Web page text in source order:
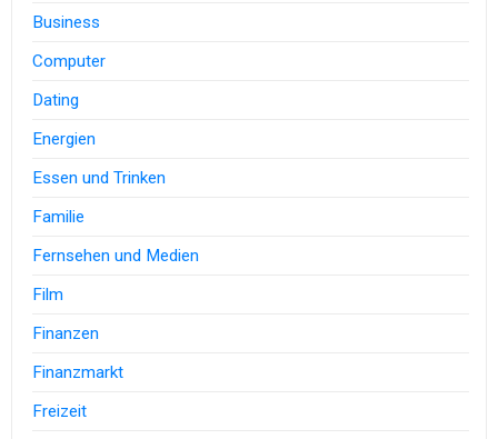
Business
Computer
Dating
Energien
Essen und Trinken
Familie
Fernsehen und Medien
Film
Finanzen
Finanzmarkt
Freizeit